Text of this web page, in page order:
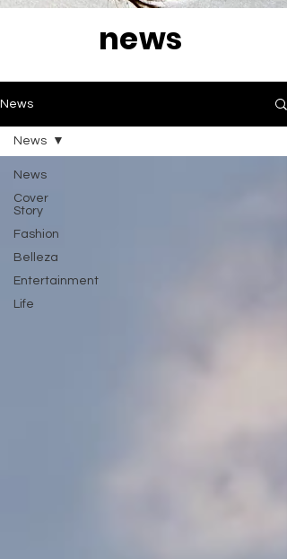
news
News
News
Cover
Story
Fashion
Belleza
Entertainment
Life
News